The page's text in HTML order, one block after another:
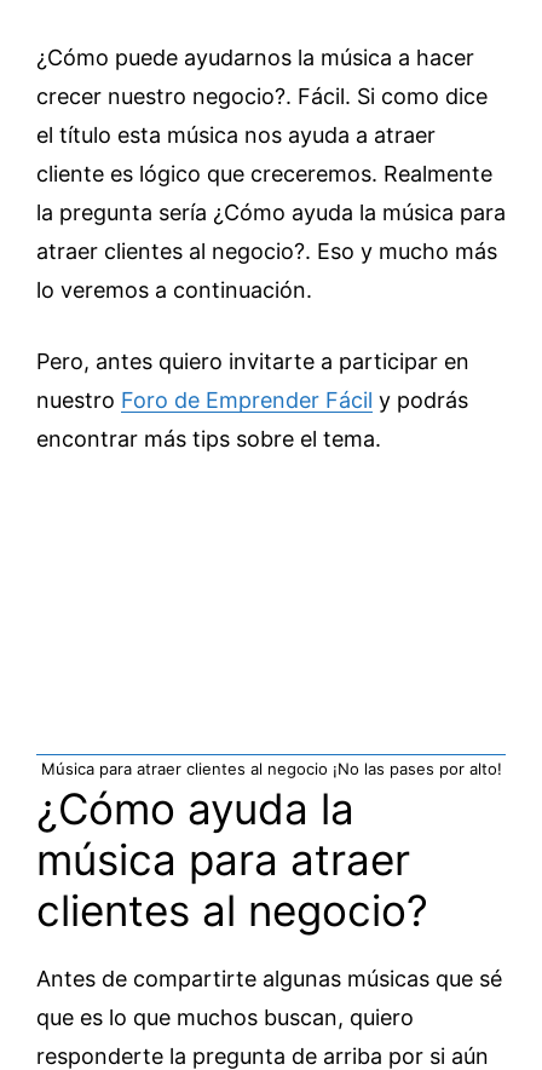
¿Cómo puede ayudarnos la música a hacer
crecer nuestro negocio?. Fácil. Si como dice
el título esta música nos ayuda a atraer
cliente es lógico que creceremos. Realmente
la pregunta sería ¿Cómo ayuda la música para
atraer clientes al negocio?. Eso y mucho más
lo veremos a continuación.
Pero, antes quiero invitarte a participar en
nuestro Foro de Emprender Fácil y podrás
encontrar más tips sobre el tema.
Música para atraer clientes al negocio ¡No las pases por alto!
¿Cómo ayuda la
música para atraer
clientes al negocio?
Antes de compartirte algunas músicas que sé
que es lo que muchos buscan, quiero
responderte la pregunta de arriba por si aún